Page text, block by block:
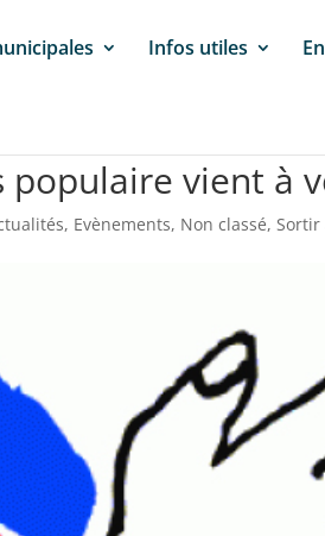
Infos utiles
populaire vient à
, Evènements, Non classé,Sortir